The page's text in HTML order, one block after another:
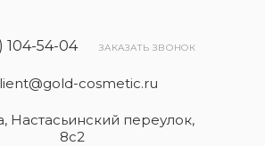
104-54-04 ЗАКАЗАТЬ ЗВОНОК
cosmetic.ru
Настасьинский переулок,
8с2